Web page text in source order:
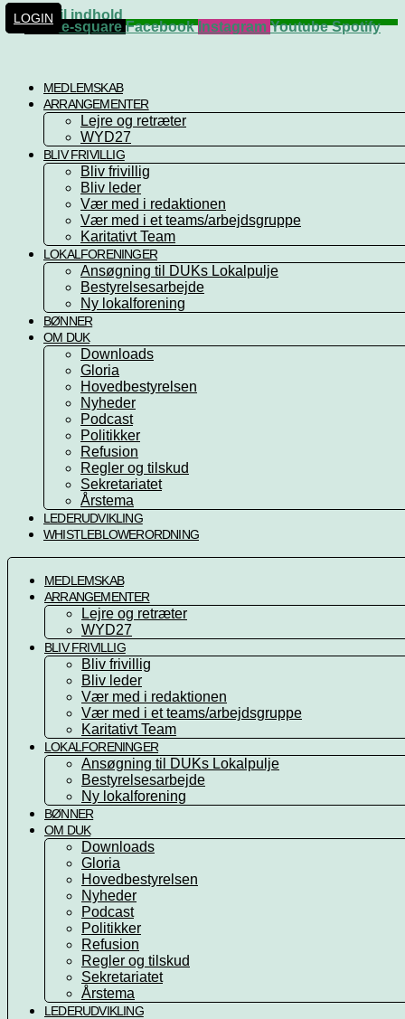
Videre til indhold
Phone-square Facebook Instagram Youtube Spotify
LOGIN
MEDLEMSKAB
ARRANGEMENTER
Lejre og retræter
WYD27
BLIV FRIVILLIG
Bliv frivillig
Bliv leder
Vær med i redaktionen
Vær med i et teams/arbejdsgruppe
Karitativt Team
LOKALFORENINGER
Ansøgning til DUKs Lokalpulje
Bestyrelsesarbejde
Ny lokalforening
BØNNER
OM DUK
Downloads
Gloria
Hovedbestyrelsen
Nyheder
Podcast
Politikker
Refusion
Regler og tilskud
Sekretariatet
Årstema
LEDERUDVIKLING
WHISTLEBLOWERORDNING
MEDLEMSKAB
ARRANGEMENTER
Lejre og retræter
WYD27
BLIV FRIVILLIG
Bliv frivillig
Bliv leder
Vær med i redaktionen
Vær med i et teams/arbejdsgruppe
Karitativt Team
LOKALFORENINGER
Ansøgning til DUKs Lokalpulje
Bestyrelsesarbejde
Ny lokalforening
BØNNER
OM DUK
Downloads
Gloria
Hovedbestyrelsen
Nyheder
Podcast
Politikker
Refusion
Regler og tilskud
Sekretariatet
Årstema
LEDERUDVIKLING